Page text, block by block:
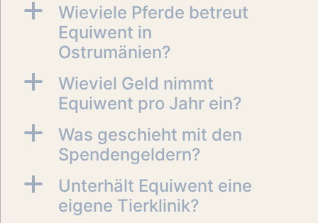
a
Wieviele Pferde betreut
Equiwent in
Ostrumänien?
a
Wieviel Geld nimmt
Equiwent pro Jahr ein?
a
Was geschieht mit den
Spendengeldern?
a
Unterhält Equiwent eine
eigene Tierklinik?